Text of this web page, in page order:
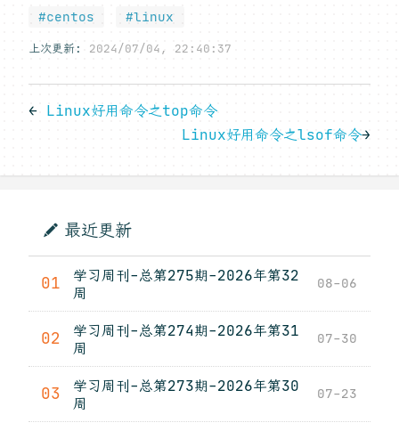
#centos #linux
上次更新: 2024/07/04, 22:40:37
← Linux好用命令之top命令
Linux好用命令之lsof命令→
最近更新
01
学习周刊-总第275期-2026年第32
周
08-06
02
学习周刊-总第274期-2026年第31
周
07-30
03
学习周刊-总第273期-2026年第30
周
07-23